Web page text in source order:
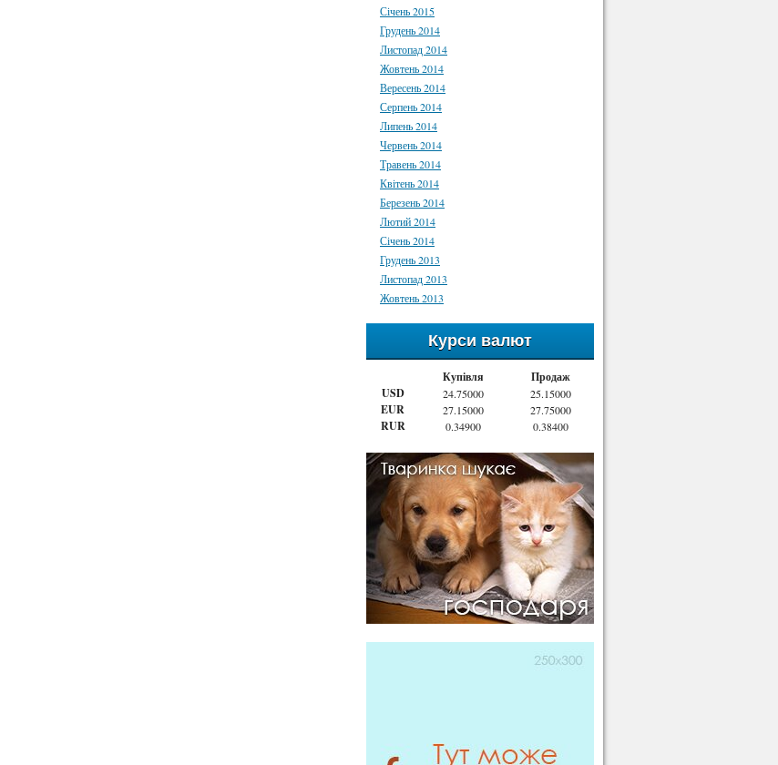
Січень 2015
Грудень 2014
Листопад 2014
Жовтень 2014
Вересень 2014
Серпень 2014
Липень 2014
Червень 2014
Травень 2014
Квітень 2014
Березень 2014
Лютий 2014
Січень 2014
Грудень 2013
Листопад 2013
Жовтень 2013
Курси валют
Купівля
Продаж
USD
24.75000 25.15000
EUR 27.15000 27.75000
RUR 0.34900 0.38400